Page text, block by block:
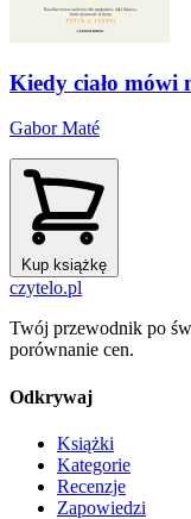
Kiedy ciało mówi
Gabor Maté
Kup książkę
czytelo.pl
Twój przewodnik po
porównanie cen.
Odkrywaj
Książki
Kategorie
Recenzje
Zapowiedzi